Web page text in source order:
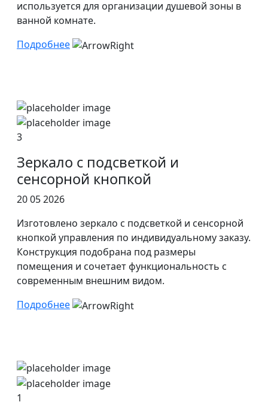
используется для организации душевой зоны в
ванной комнате.
Подробнее
3
Зеркало с подсветкой и
сенсорной кнопкой
20 05 2026
Изготовлено зеркало с подсветкой и сенсорной
кнопкой управления по индивидуальному заказу.
Конструкция подобрана под размеры
помещения и сочетает функциональность с
современным внешним видом.
Подробнее
1